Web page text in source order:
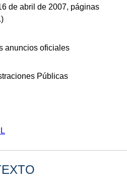
de abril de 2007, páginas
)
anuncios oficiales
Públicas